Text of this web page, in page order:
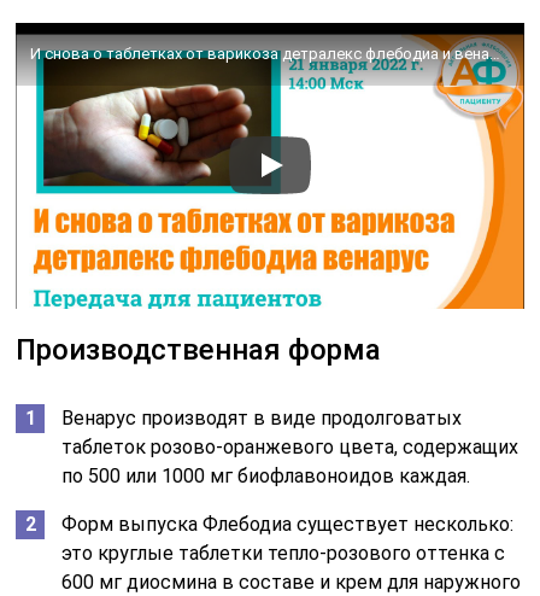
И снова о таблетках от варикоза детралекс флебодиа и венарус
Производственная форма
Венарус производят в виде продолговатых
таблеток розово-оранжевого цвета, содержащих
по 500 или 1000 мг биофлавоноидов каждая.
Форм выпуска Флебодиа существует несколько:
это круглые таблетки тепло-розового оттенка с
600 мг диосмина в составе и крем для наружного